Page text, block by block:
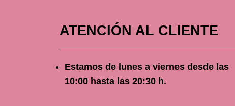
ATENCIÓN AL CLIENTE
Estamos de lunes a viernes desde las
10:00 hasta las 20:30 h.